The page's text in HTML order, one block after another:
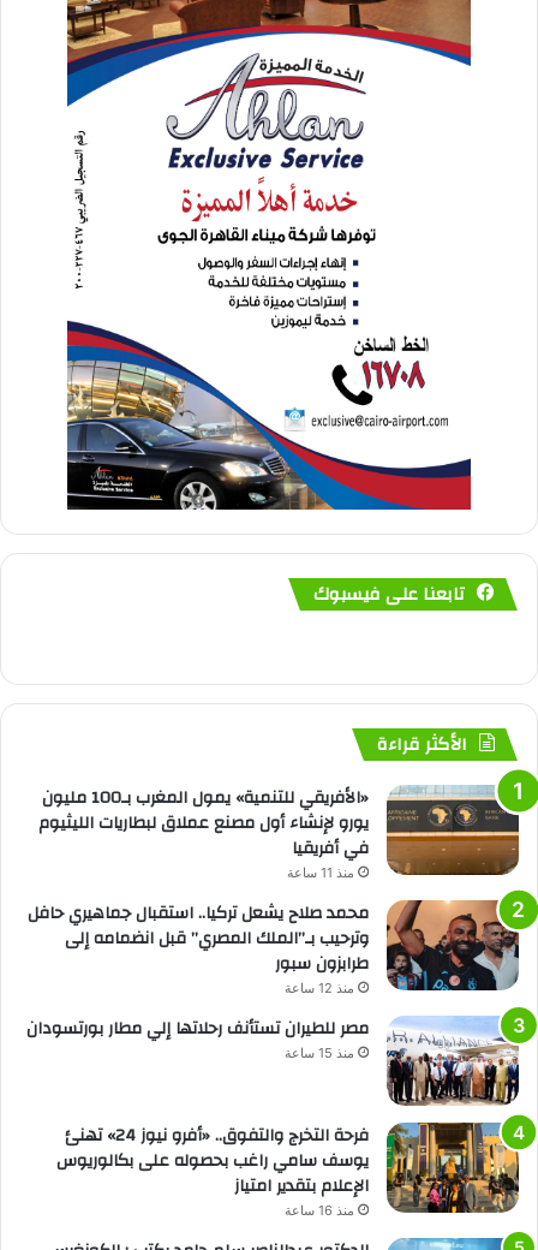
تابعنا على فيسبوك
الأكثر قراءة
«الأفريقي للتنمية» يمول المغرب بـ100 مليون
يورو لإنشاء أول مصنع عملاق لبطاريات الليثيوم
في أفريقيا
منذ 11 ساعة
محمد صلاح يشعل تركيا.. استقبال جماهيري حافل
وترحيب بـ”الملك المصري” قبل انضمامه إلى
طرابزون سبور
منذ 12 ساعة
مصر للطيران تستأنف رحلاتها إلي مطار بورتسودان
منذ 15 ساعة
فرحة التخرج والتفوق.. «أفرو نيوز 24» تهنئ
يوسف سامي راغب بحصوله على بكالوريوس
الإعلام بتقدير امتياز
منذ 16 ساعة